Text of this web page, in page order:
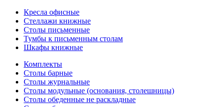
Кресла офисные
Стеллажи книжные
Столы письменные
Тумбы к письменным столам
Шкафы книжные
Комплекты
Столы барные
Столы журнальные
Столы модульные (основания, столешницы)
Столы обеденные не раскладные